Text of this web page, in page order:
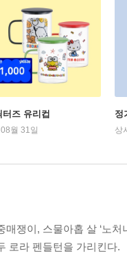
즈 유리컵
월 31일
정
상
쟁이, 스물아홉 살 ‘노처
로라 펜들턴을 가리킨다.